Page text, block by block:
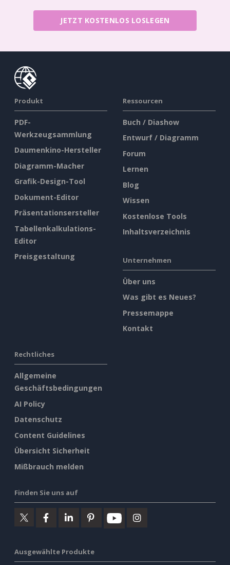
JETZT KOSTENLOS LOSLEGEN
Produkt
PDF-
Werkzeugsammlung
Daumenkino-Hersteller
Diagramm-Macher
Grafik-Design-Tool
Dokument-Editor
Präsentationsersteller
Tabellenkalkulations-
Editor
Preisgestaltung
Ressourcen
Buch / Diashow
Entwurf / Diagramm
Forum
Lernen
Blog
Wissen
Kostenlose Tools
Inhaltsverzeichnis
Unternehmen
Über uns
Was gibt es Neues?
Pressemappe
Kontakt
Rechtliches
Allgemeine
Geschäftsbedingungen
AI Policy
Datenschutz
Content Guidelines
Übersicht Sicherheit
Mißbrauch melden
Finden Sie uns auf
Ausgewählte Produkte